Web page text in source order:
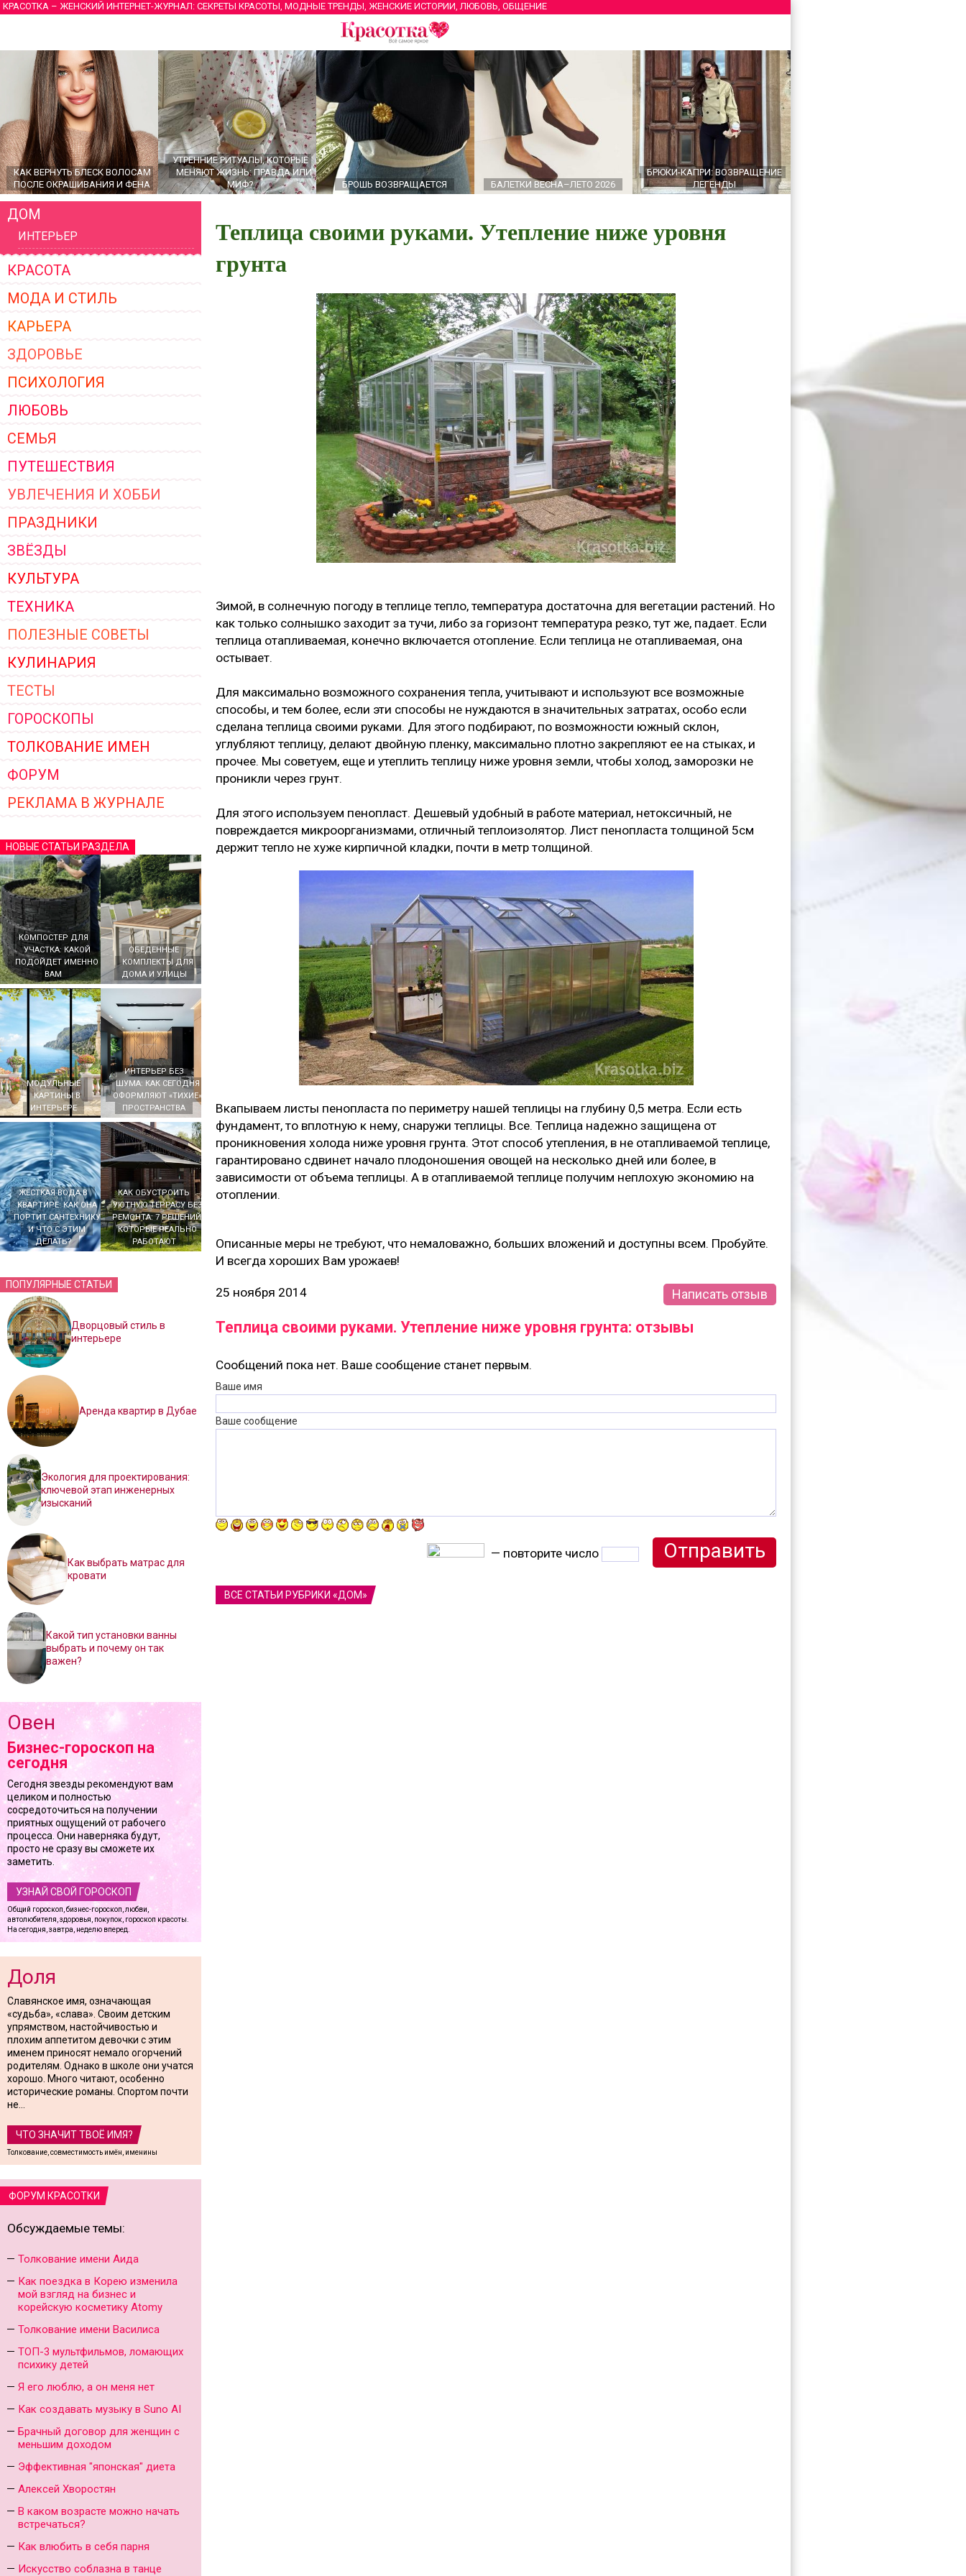
КРАСОТКА – ЖЕНСКИЙ ИНТЕРНЕТ-ЖУРНАЛ: СЕКРЕТЫ КРАСОТЫ, МОДНЫЕ ТРЕНДЫ, ЖЕНСКИЕ ИСТОРИИ, ЛЮБОВЬ, ОБЩЕНИЕ
КАК ВЕРНУТЬ БЛЕСК ВОЛОСАМ
ПОСЛЕ ОКРАШИВАНИЯ И ФЕНА
УТРЕННИЕ РИТУАЛЫ, КОТОРЫЕ
МЕНЯЮТ ЖИЗНЬ: ПРАВДА ИЛИ
МИФ?
БРОШЬ ВОЗВРАЩАЕТСЯ БАЛЕТКИ ВЕСНА–ЛЕТО 2026
БРЮКИ-КАПРИ: ВОЗВРАЩЕНИЕ
ЛЕГЕНДЫ
ГЛАВНЫЕ ТРЕНДЫ ВЕРХНЕЙ
ЖЕНСКОЙ ОДЕЖДЫ 2026
ДОМ
ИНТЕРЬЕР
КРАСОТА
МОДА И СТИЛЬ
КАРЬЕРА
ЗДОРОВЬЕ
ПСИХОЛОГИЯ
ЛЮБОВЬ
СЕМЬЯ
ПУТЕШЕСТВИЯ
УВЛЕЧЕНИЯ И ХОББИ
ПРАЗДНИКИ
ЗВЁЗДЫ
КУЛЬТУРА
ТЕХНИКА
ПОЛЕЗНЫЕ СОВЕТЫ
КУЛИНАРИЯ
ТЕСТЫ
ГОРОСКОПЫ
ТОЛКОВАНИЕ ИМЕН
ФОРУМ
РЕКЛАМА В ЖУРНАЛЕ
НОВЫЕ СТАТЬИ РАЗДЕЛА
КОМПОСТЕР ДЛЯ
УЧАСТКА: КАКОЙ
ПОДОЙДЕТ ИМЕННО
ВАМ
ОБЕДЕННЫЕ
КОМПЛЕКТЫ ДЛЯ
ДОМА И УЛИЦЫ
МОДУЛЬНЫЕ
КАРТИНЫ В
ИНТЕРЬЕРЕ
ИНТЕРЬЕР БЕЗ
ШУМА: КАК СЕГОДНЯ
ОФОРМЛЯЮТ «ТИХИЕ»
ПРОСТРАНСТВА
ЖЁСТКАЯ ВОДА В
КВАРТИРЕ: КАК ОНА
ПОРТИТ САНТЕХНИКУ
И ЧТО С ЭТИМ
ДЕЛАТЬ?
КАК ОБУСТРОИТЬ
УЮТНУЮ ТЕРРАСУ БЕЗ
РЕМОНТА: 7 РЕШЕНИЙ,
КОТОРЫЕ РЕАЛЬНО
РАБОТАЮТ
ПОПУЛЯРНЫЕ СТАТЬИ
Дворцовый стиль в
интерьере
Аренда квартир в Дубае
Экология для проектирования:
ключевой этап инженерных
изысканий
Как выбрать матрас для
кровати
Какой тип установки ванны
выбрать и почему он так
важен?
Овен
Бизнес-гороскоп на
сегодня
Сегодня звезды рекомендуют вам
целиком и полностью
сосредоточиться на получении
приятных ощущений от рабочего
процесса. Они наверняка будут,
просто не сразу вы сможете их
заметить.
УЗНАЙ СВОЙ ГОРОСКОП
Общий гороскоп, бизнес-гороскоп, любви,
автолюбителя, здоровья, покупок, гороскоп красоты.
На сегодня, завтра, неделю вперед.
Доля
Славянское имя, означающая
«судьба», «слава». Своим детским
упрямством, настойчивостью и
плохим аппетитом девочки с этим
именем приносят немало огорчений
родителям. Однако в школе они учатся
хорошо. Много читают, особенно
исторические романы. Спортом почти
не...
ЧТО ЗНАЧИТ ТВОЁ ИМЯ?
Толкование, совместимость имён, именины
ФОРУМ КРАСОТКИ
Обсуждаемые темы:
Толкование имени Аида
Как поездка в Корею изменила
мой взгляд на бизнес и
корейскую косметику Atomy
Толкование имени Василиса
ТОП-3 мультфильмов, ломающих
психику детей
Я его люблю, а он меня нет
Как создавать музыку в Suno AI
Брачный договор для женщин с
меньшим доходом
Эффективная "японская" диета
Алексей Хворостян
В каком возрасте можно начать
встречаться?
Как влюбить в себя парня
Искусство соблазна в танце
Теплица своими руками. Утепление ниже уровня
грунта
Зимой, в солнечную погоду в теплице тепло, температура достаточна для вегетации растений. Но
как только солнышко заходит за тучи, либо за горизонт температура резко, тут же, падает. Если
теплица отапливаемая, конечно включается отопление. Если теплица не отапливаемая, она
остывает.
Для максимально возможного сохранения тепла, учитывают и используют все возможные
способы, и тем более, если эти способы не нуждаются в значительных затратах, особо если
сделана теплица своими руками. Для этого подбирают, по возможности южный склон,
углубляют теплицу, делают двойную пленку, максимально плотно закрепляют ее на стыках, и
прочее. Мы советуем, еще и утеплить теплицу ниже уровня земли, чтобы холод, заморозки не
проникли через грунт.
Для этого используем пенопласт. Дешевый удобный в работе материал, нетоксичный, не
повреждается микроорганизмами, отличный теплоизолятор. Лист пенопласта толщиной 5см
держит тепло не хуже кирпичной кладки, почти в метр толщиной.
Вкапываем листы пенопласта по периметру нашей теплицы на глубину 0,5 метра. Если есть
фундамент, то вплотную к нему, снаружи теплицы. Все. Теплица надежно защищена от
проникновения холода ниже уровня грунта. Этот способ утепления, в не отапливаемой теплице,
гарантировано сдвинет начало плодоношения овощей на несколько дней или более, в
зависимости от объема теплицы. А в отапливаемой теплице получим неплохую экономию на
отоплении.
Описанные меры не требуют, что немаловажно, больших вложений и доступны всем. Пробуйте.
И всегда хороших Вам урожаев!
25 ноября 2014 Написать отзыв
Теплица своими руками. Утепление ниже уровня грунта: отзывы
Сообщений пока нет. Ваше сообщение станет первым.
Ваше имя
Ваше сообщение
— повторите число
ВСЕ СТАТЬИ РУБРИКИ «ДОМ»